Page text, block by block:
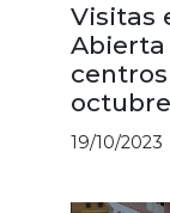
Visitas
Abierta
octubre
19/10/2023